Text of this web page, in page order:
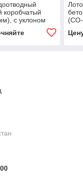
коробчатый
с уклоном
-
(СО-